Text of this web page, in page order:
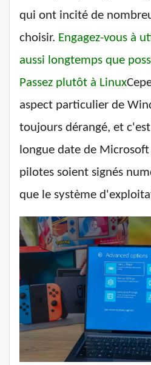
qui ont incité de
choisir. Engagez-vous à
aussi longtemps que
Passez plutôt à Linux
aspect particulier de
toujours dérangé, et
longue date de
pilotes soient signés
que le système